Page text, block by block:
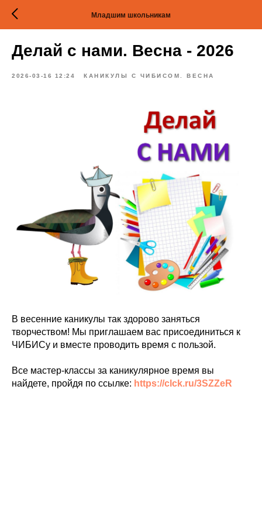
Младшим школьникам
Делай с нами. Весна - 2026
2026-03-16 12:24 КАНИКУЛЫ С ЧИБИСОМ. ВЕСНА
В весенние каникулы так здорово заняться
творчеством! Мы приглашаем вас присоединиться к
ЧИБИСу и вместе проводить время с пользой.
Все мастер-классы за каникулярное время вы
найдете, пройдя по ссылке: https://clck.ru/3SZZeR